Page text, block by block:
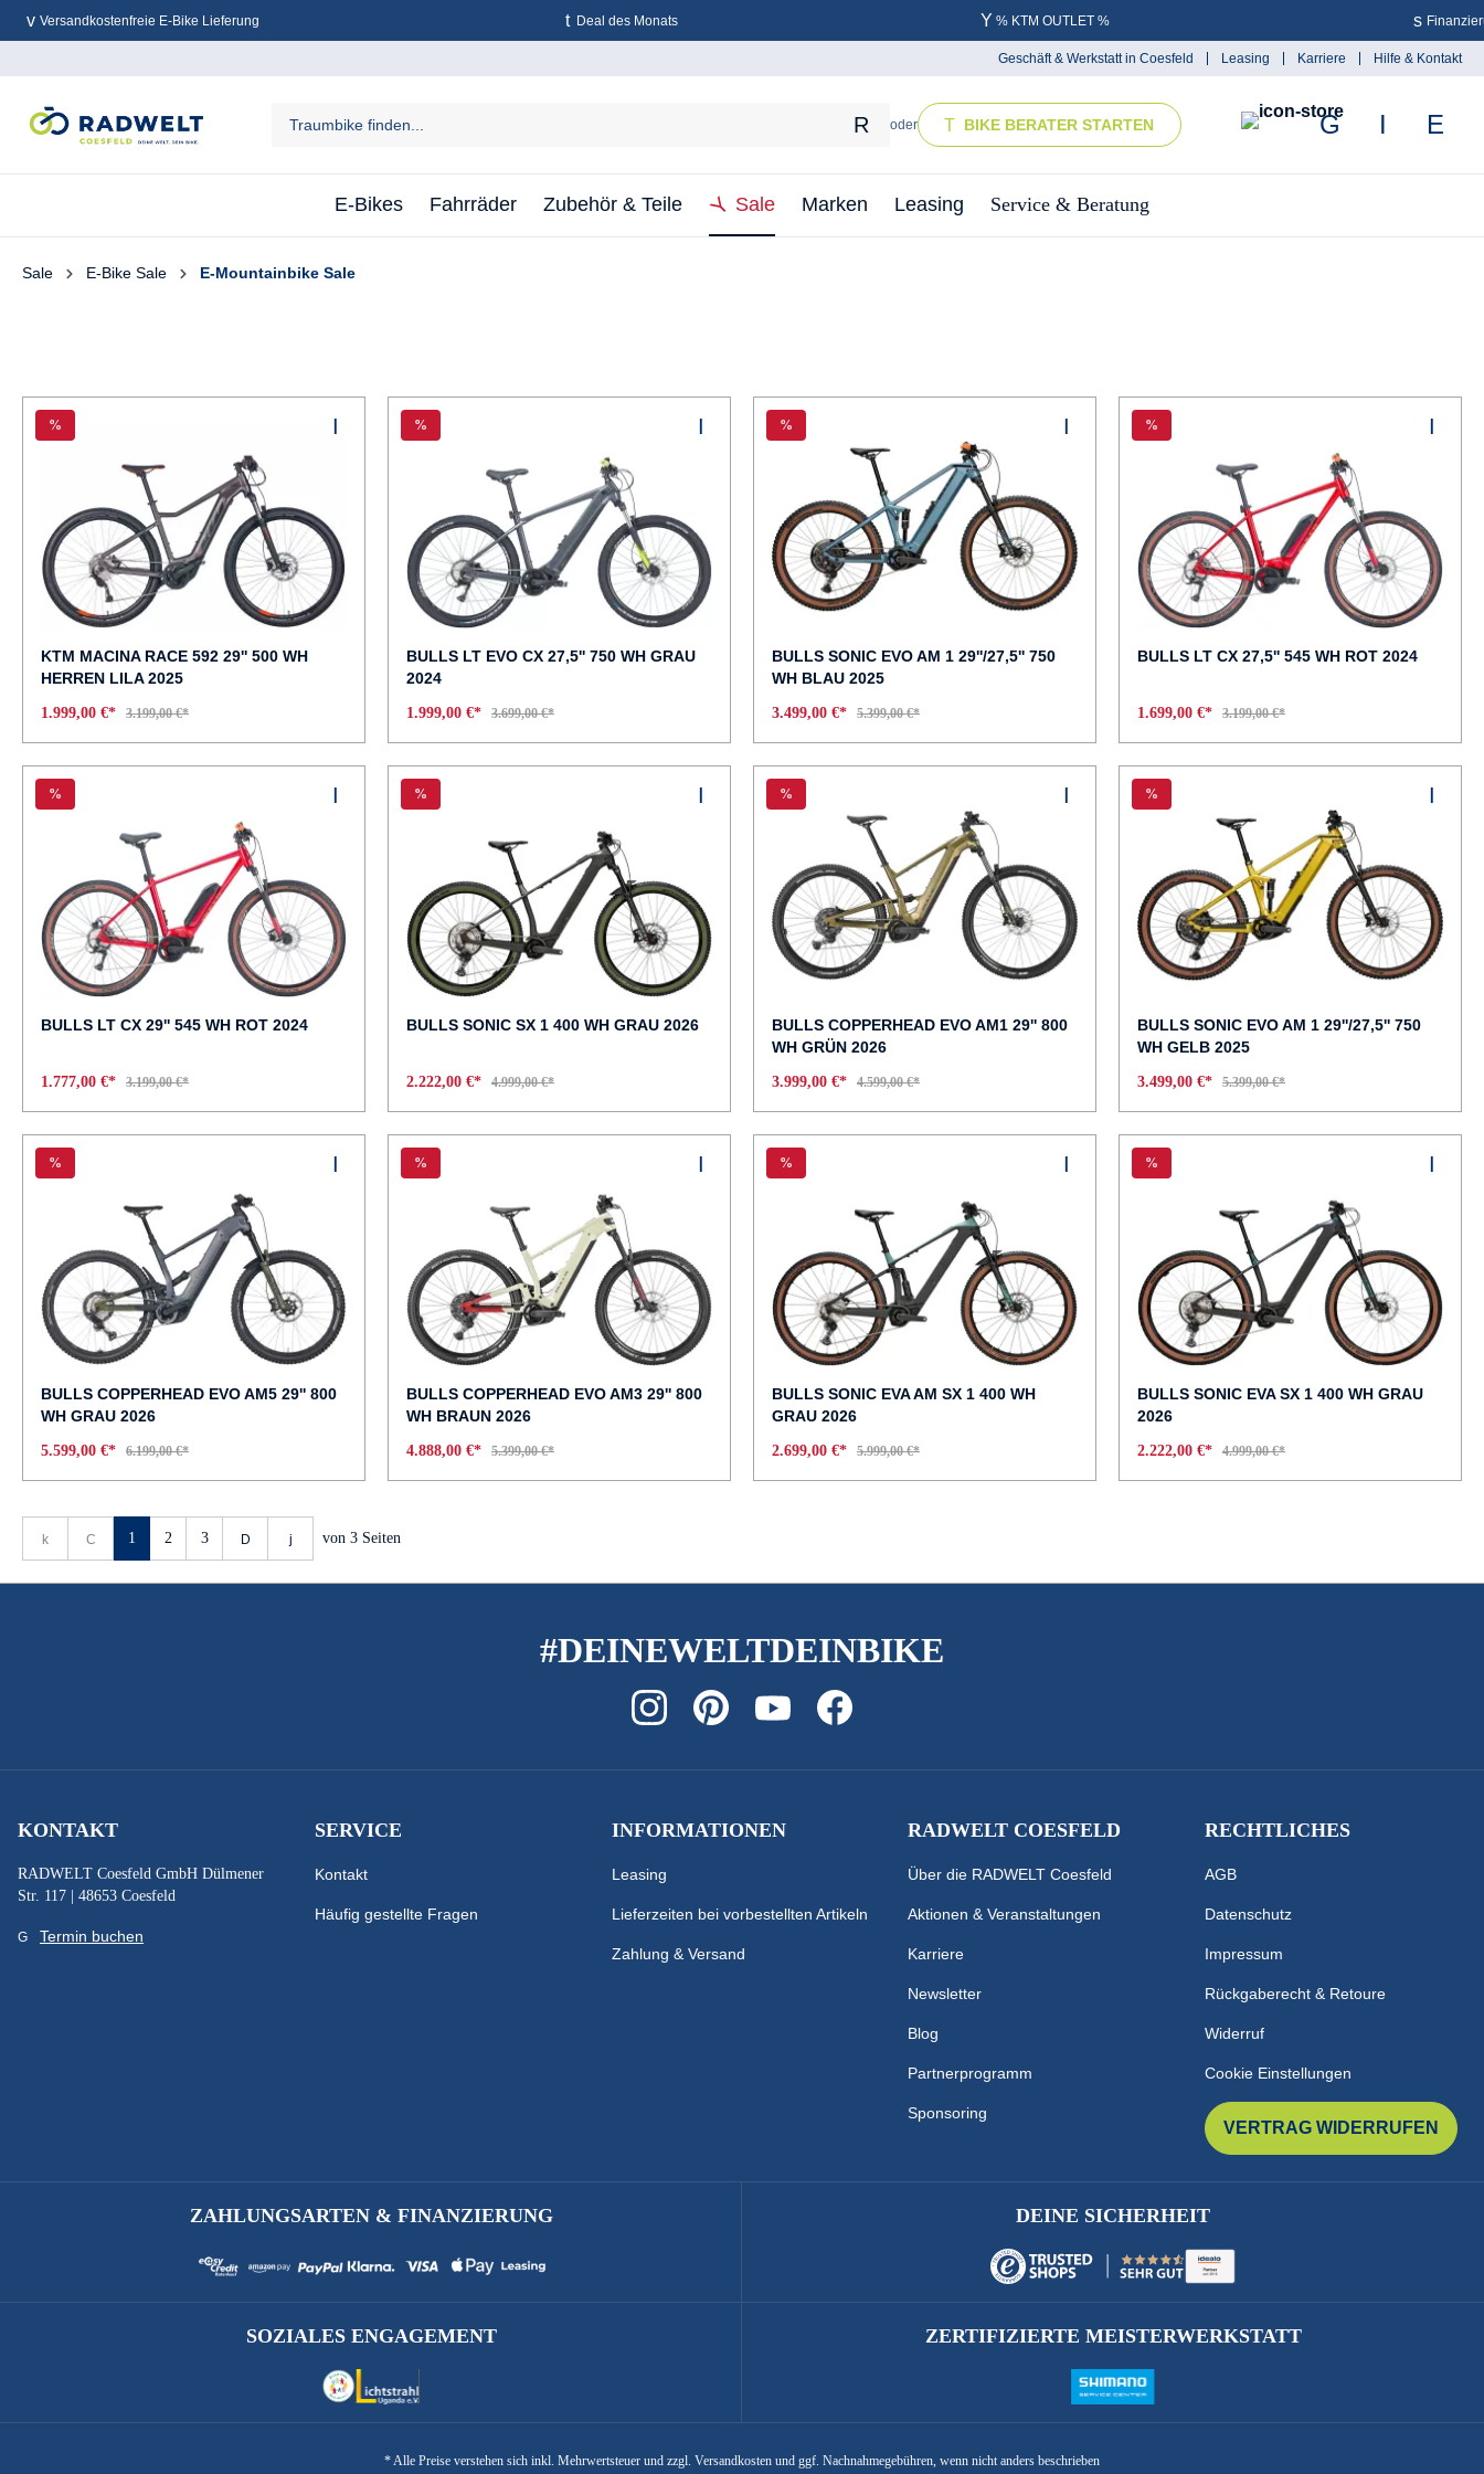
springen
Versandkostenfreie E-Bike Lieferung Deal des Monats % KTM OUTLET %
Geschäft & Werkstatt in Coesfeld Leasing Karriere Hilfe & Kontakt
oder BIKE BERATER STARTEN
E-Bikes Fahrräder Zubehör & Teile Sale Marken Leasing Service & Beratung
Sale E-Bike Sale E-Mountainbike Sale
%
KTM MACINA RACE 592 29'' 500 WH
HERREN LILA 2025
1.999,00 €* 3.199,00 €*
%
BULLS LT EVO CX 27,5'' 750 WH GRAU
2024
1.999,00 €* 3.699,00 €*
%
BULLS SONIC EVO AM 1 29''/27,5'' 750
WH BLAU 2025
3.499,00 €* 5.399,00 €*
%
BULLS LT CX 27,5'' 545 WH ROT 2024
1.699,00 €* 3.199,00 €*
%
BULLS LT CX 29'' 545 WH ROT 2024
1.777,00 €* 3.199,00 €*
%
BULLS SONIC SX 1 400 WH GRAU 2026
2.222,00 €* 4.999,00 €*
%
BULLS COPPERHEAD EVO AM1 29'' 800
WH GRÜN 2026
3.999,00 €* 4.599,00 €*
%
BULLS SONIC EVO AM 1 29''/27,5'' 750
WH GELB 2025
3.499,00 €* 5.399,00 €*
%
BULLS COPPERHEAD EVO AM5 29'' 800
WH GRAU 2026
5.599,00 €* 6.199,00 €*
%
BULLS COPPERHEAD EVO AM3 29'' 800
WH BRAUN 2026
4.888,00 €* 5.399,00 €*
%
BULLS SONIC EVA AM SX 1 400 WH
GRAU 2026
2.699,00 €* 5.999,00 €*
%
BULLS SONIC EVA SX 1 400 WH GRAU
2026
2.222,00 €* 4.999,00 €*
1 2 3 von 3 Seiten
#DEINEWELTDEINBIKE
KONTAKT
RADWELT Coesfeld GmbH Dülmener
Str. 117 | 48653 Coesfeld
Termin buchen
SERVICE
Kontakt
Häufig gestellte Fragen
INFORMATIONEN
Leasing
Lieferzeiten bei vorbestellten Artikeln
Zahlung & Versand
RADWELT COESFELD
Über die RADWELT Coesfeld
Aktionen & Veranstaltungen
Karriere
Newsletter
Blog
Partnerprogramm
Sponsoring
RECHTLICHES
AGB
Datenschutz
Impressum
Rückgaberecht & Retoure
Widerruf
Cookie Einstellungen
VERTRAG WIDERRUFEN
ZAHLUNGSARTEN & FINANZIERUNG DEINE SICHERHEIT
SOZIALES ENGAGEMENT ZERTIFIZIERTE MEISTERWERKSTATT
* Alle Preise verstehen sich inkl. Mehrwertsteuer und zzgl. Versandkosten und ggf. Nachnahmegebühren, wenn nicht anders beschrieben